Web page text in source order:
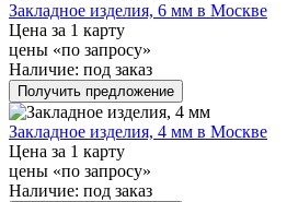
Закладное изделия, 6 мм в Москве
Цена за 1 карту
цены «по запросу»
Наличие: под заказ
Получить предложение
Закладное изделия, 4 мм в Москве
Цена за 1 карту
цены «по запросу»
Наличие: под заказ